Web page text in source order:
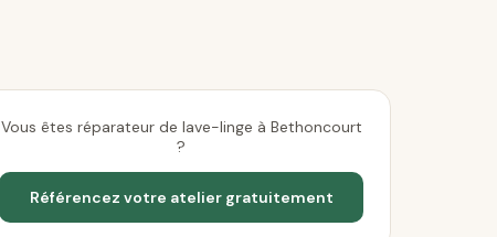
Vous êtes réparateur de lave-linge à Bethoncourt
?
Référencez votre atelier gratuitement